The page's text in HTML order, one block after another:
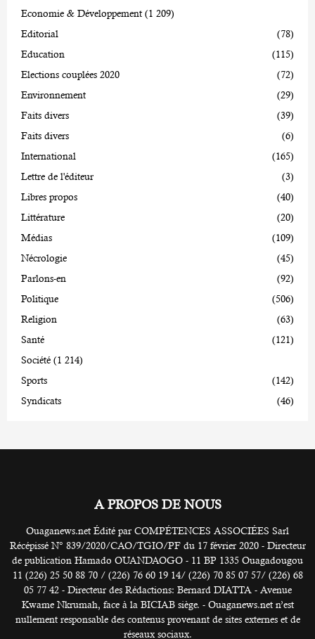
Economie & Développement (1 209)
Editorial
(78)
Education
(115)
Elections couplées 2020
(72)
Environnement
(29)
Faits divers
(39)
Faits divers
(6)
International
(165)
Lettre de l'éditeur
(3)
Libres propos
(40)
Littérature
(20)
Médias
(109)
Nécrologie
(45)
Parlons-en
(92)
Politique
(506)
Religion
(63)
Santé
(121)
Société (1 214)
Sports
(142)
Syndicats
(46)
A PROPOS DE NOUS
Ouaganews.net Édité par COMPÉTENCES ASSOCIÉES Sarl
Récépissé N° 839/2020/CAO/TGIO/PF du 17 février 2020 - Directeur
de publication Hamado OUANDAOGO - 11 BP 1335 Ouagadougou
11 (226) 25 50 88 70 / (226) 76 60 19 14/ (226) 70 85 07 57/ (226) 68
05 77 42 - Directeur des Rédactions: Bernard DIATTA - Avenue
Kwame Nkrumah, face à la BICIAB siège. - Ouaganews.net n’est
nullement responsable des contenus provenant de sites externes et de
réseaux sociaux.